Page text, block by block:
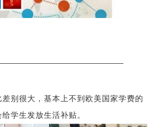
别很大，基本上不到欧美国家学费的
学生发放生活补贴。